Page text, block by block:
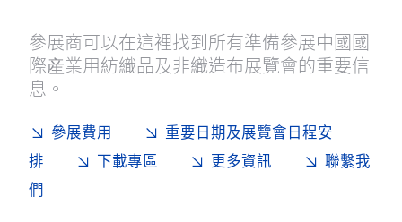
參展商可以在這裡找到所有準備參展中國國
際産業用紡織品及非織造布展覽會的重要信
息。
參展費用
重要日期及展覽會日程安
排
下載專區 更多資訊
聯繫我
們